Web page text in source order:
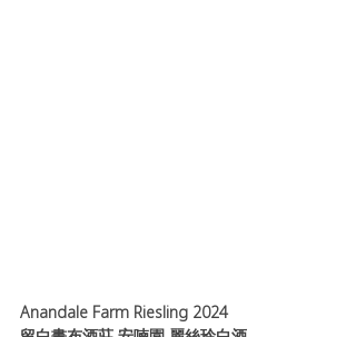
Anandale Farm Riesling 2024